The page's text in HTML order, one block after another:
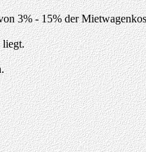
3% - 15% der
liegt.